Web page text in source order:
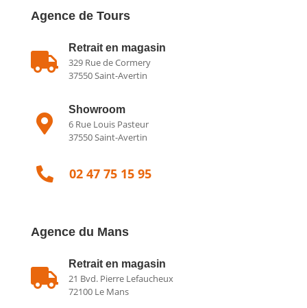
Agence de Tours

Retrait en magasin
329 Rue de Cormery
37550 Saint-Avertin

Showroom
6 Rue Louis Pasteur
37550 Saint-Avertin
 02 47 75 15 95
Agence du Mans

Retrait en magasin
21 Bvd. Pierre Lefaucheux
72100 Le Mans